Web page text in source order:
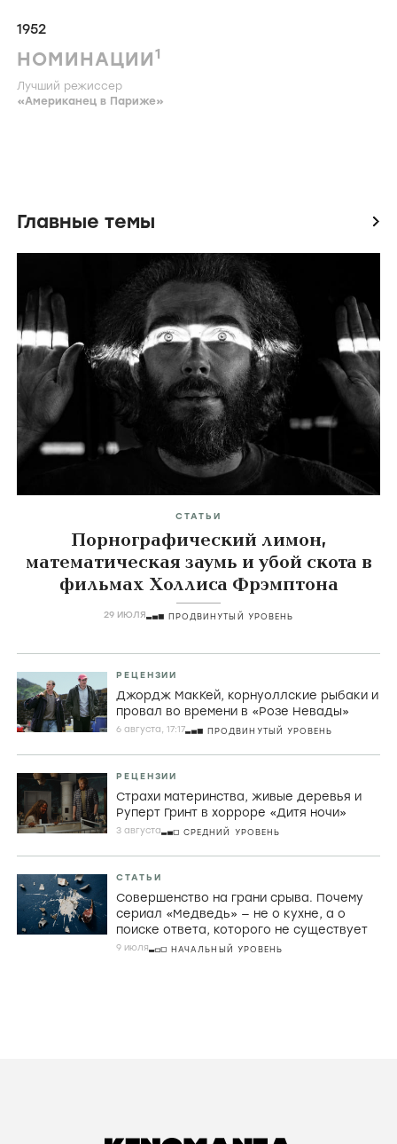
1952
НОМИНАЦИИ1
Лучший режиссер
«Американец в Париже»
Главные темы icon
СТАТЬИ
Порнографический лимон,
математическая заумь и убой скота в
фильмах Холлиса Фрэмптона
29 ИЮЛЯ ПРОДВИНУТЫЙ УРОВЕНЬ
РЕЦЕНЗИИ
Джордж МакКей, корнуоллские рыбаки и
провал во времени в «Розе Невады»
6 августа, 17:17 ПРОДВИНУТЫЙ УРОВЕНЬ
РЕЦЕНЗИИ
Страхи материнства, живые деревья и
Руперт Гринт в хорроре «Дитя ночи»
3 августа СРЕДНИЙ УРОВЕНЬ
СТАТЬИ
Совершенство на грани срыва. Почему
сериал «Медведь» — не о кухне, а о
поиске ответа, которого не существует
9 июля НАЧАЛЬНЫЙ УРОВЕНЬ